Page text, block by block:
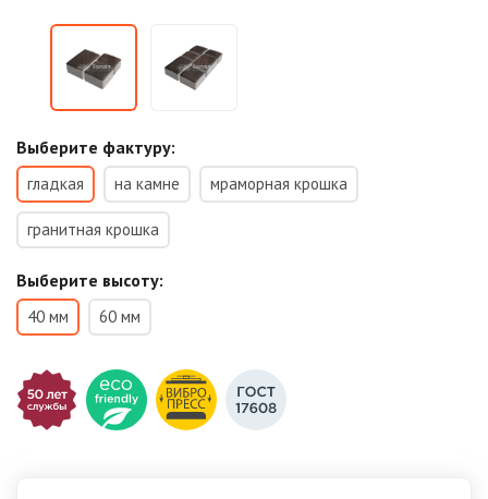
Выберите фактуру:
гладкая на камне мраморная крошка
гранитная крошка
Выберите высоту:
40 мм 60 мм